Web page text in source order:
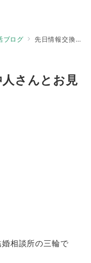
ブログ 先日情報交換をした仲人さんとお見合いです♪
さんとお見
相談所の三輪で